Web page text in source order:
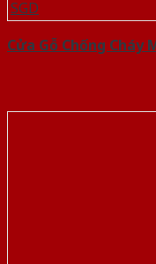
Cửa Gỗ Chống Cháy